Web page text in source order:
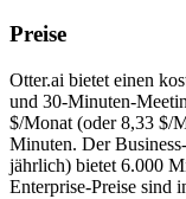
Preise
Otter.ai bietet einen
und 30-Minuten-
$/Monat (oder 8,33 $/
Minuten. Der
jährlich) bietet 6.000
Enterprise-Preise sind